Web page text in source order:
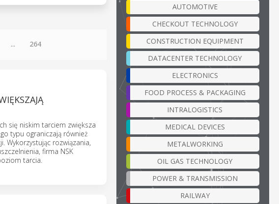
... 264
się niskim tarciem zwiększa
typu ograniczają również
Wykorzystując rozwiązania,
firma NSK
tarcia.
AUTOMOTIVE
CHECKOUT TECHNOLOGY
CONSTRUCTION EQUIPMENT
DATACENTER TECHNOLOGY
ELECTRONICS
FOOD PROCESS & PACKAGING
INTRALOGISTICS
MEDICAL DEVICES
METALWORKING
OIL GAS TECHNOLOGY
POWER & TRANSMISSION
RAILWAY